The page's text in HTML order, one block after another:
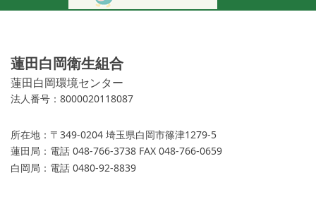
蓮田白岡衛生組合
蓮田白岡環境センター
法人番号：8000020118087
所在地： 〒349-0204 埼玉県白岡市篠津1279-5
蓮田局： 電話 048-766-3738 FAX 048-766-0659
白岡局： 電話 0480-92-8839